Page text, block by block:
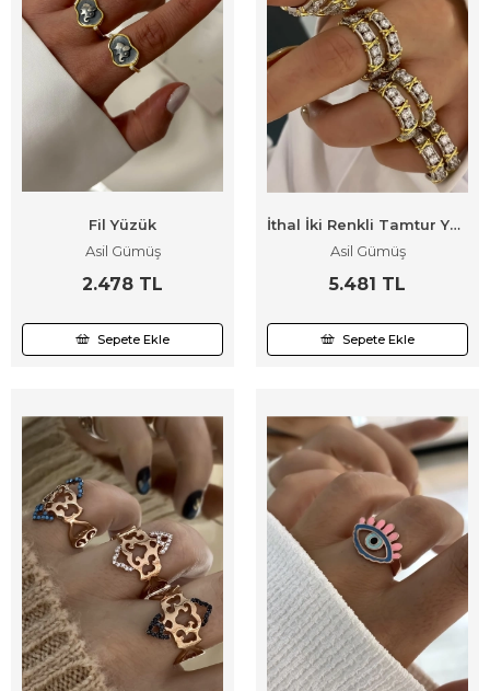
Fil Yüzük
Asil Gümüş
2.478 TL
Sepete Ekle
İthal İki Renkli Tamtur Yüzük
Asil Gümüş
5.481 TL
Sepete Ekle